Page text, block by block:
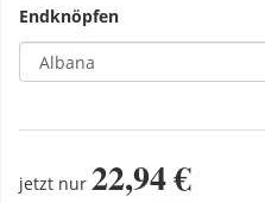
Endknöpfen
jetzt nur 22,94 €